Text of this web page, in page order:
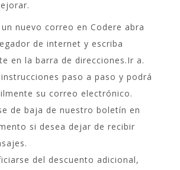
nuevo correo en Codere abra
de internet y escriba
en la barra de direcciones.Ir a.
paso a paso y podrá
su correo electrónico.
de baja de nuestro boletín en
si desea dejar de recibir
del descuento adicional,